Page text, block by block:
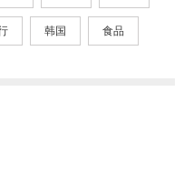
韩国 食品